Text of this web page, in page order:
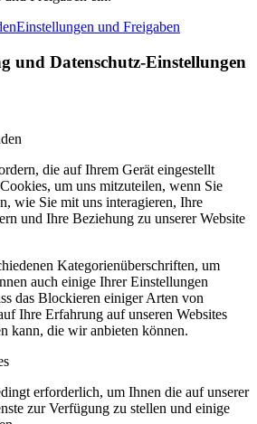
Einstellungen und Freigaben
und Datenschutz-Einstellungen
die auf Ihrem Gerät eingestellt
um uns mitzuteilen, wenn Sie
wie Sie mit uns interagieren, Ihre
und Ihre Beziehung zu unserer Website
Kategorienüberschriften, um
auch einige Ihrer Einstellungen
das Blockieren einiger Arten von
Ihre Erfahrung auf unseren Websites
kann, die wir anbieten können.
erforderlich, um Ihnen die auf unserer
zur Verfügung zu stellen und einige